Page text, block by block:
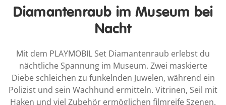
Diamantenraub im Museum bei
Nacht
Mit dem PLAYMOBIL Set Diamantenraub erlebst du
nächtliche Spannung im Museum. Zwei maskierte
Diebe schleichen zu funkelnden Juwelen, während ein
Polizist und sein Wachhund ermitteln. Vitrinen, Seil mit
Haken und viel Zubehör ermöglichen filmreife Szenen.